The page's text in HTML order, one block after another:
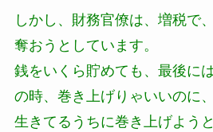
しかし、財務官僚は、増税で
奪おうとしています。
銭をいくら貯めても、最後に
の時、巻き上げりゃいいのに、
生きてるうちに巻き上げよう